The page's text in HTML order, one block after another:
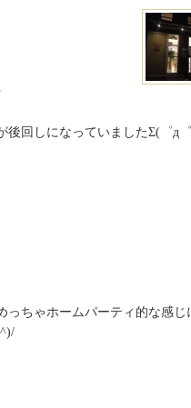
後回しになっていましたΣ(゜д
っちゃホームパーティ的な感じ